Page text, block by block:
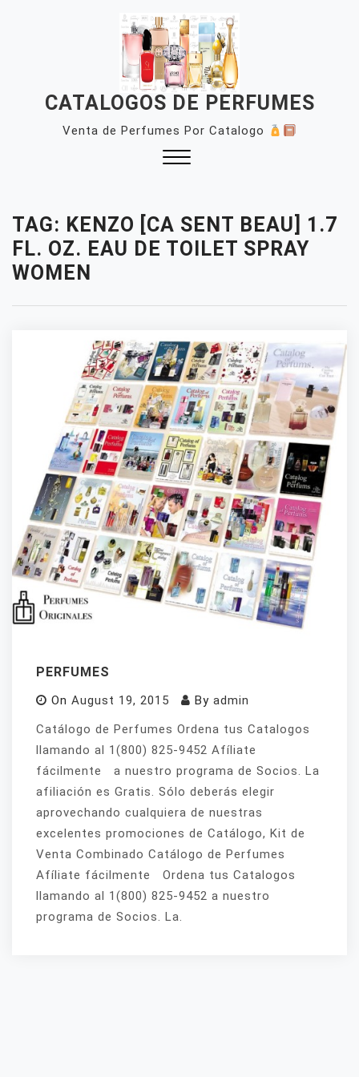
CATALOGOS DE PERFUMES
Venta de Perfumes Por Catalogo
TAG: KENZO [CA SENT BEAU] 1.7
FL. OZ. EAU DE TOILET SPRAY
WOMEN
PERFUMES
On August 19, 2015 By admin
Catálogo de Perfumes Ordena tus Catalogos
llamando al 1(800) 825-9452 Afíliate
fácilmente a nuestro programa de Socios. La
afiliación es Gratis. Sólo deberás elegir
aprovechando cualquiera de nuestras
excelentes promociones de Catálogo, Kit de
Venta Combinado Catálogo de Perfumes
Afíliate fácilmente Ordena tus Catalogos
llamando al 1(800) 825-9452 a nuestro
programa de Socios. La.